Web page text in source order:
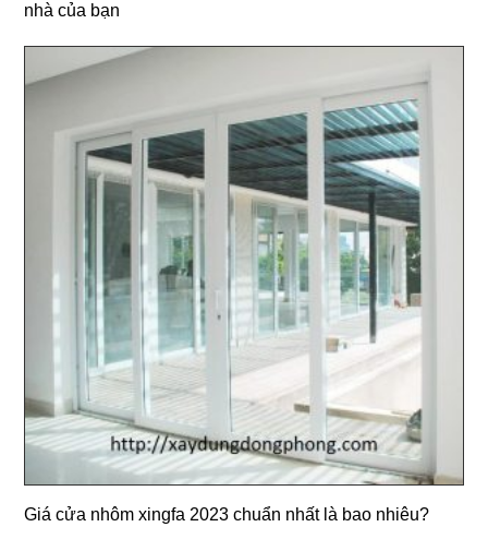
nhà của bạn
Giá cửa nhôm xingfa 2023 chuẩn nhất là bao nhiêu?